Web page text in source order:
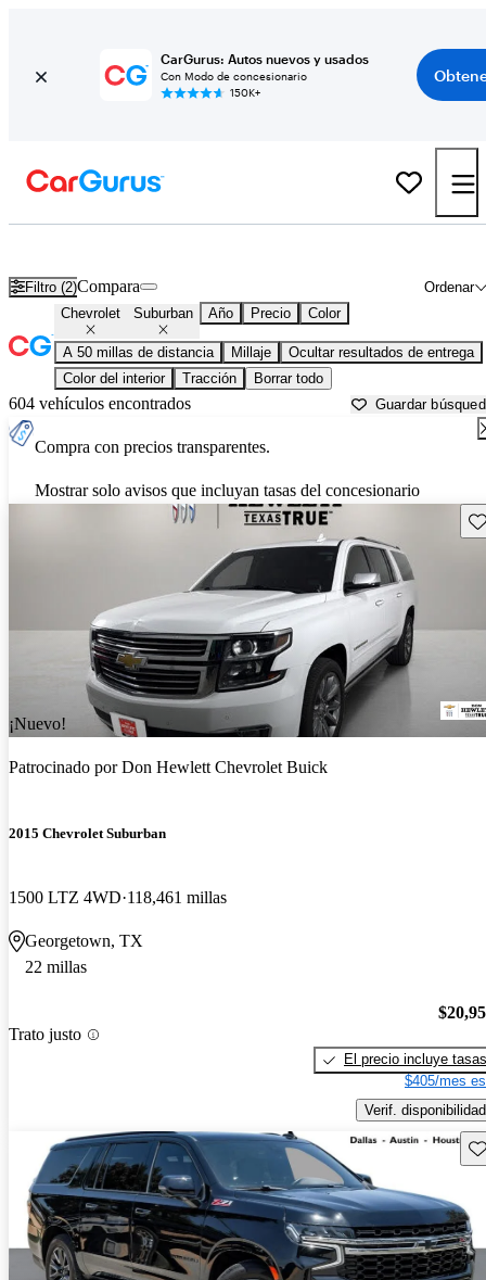
CarGurus: Autos nuevos y usados
Con Modo de concesionario
150K+
Filtro (2) Ordenar
Compara
Chevrolet Suburban Año Precio Color
A 50 millas de distancia Millaje
Ocultar resultados de entrega
Color del interior
Tracción Borrar todo
604 vehículos encontrados Guardar
Compra con precios transparentes.
Mostrar solo avisos que incluyan tasas del concesionario
¡Nuevo!
Patrocinado porDon Hewlett Chevrolet Buick
2015 Chevrolet Suburban
1500 LTZ 4WD 118,461 millas
Georgetown, TX
22 millas
Trato justo
El precio incluye tasas
$405/mes
Verif. disponibilidad